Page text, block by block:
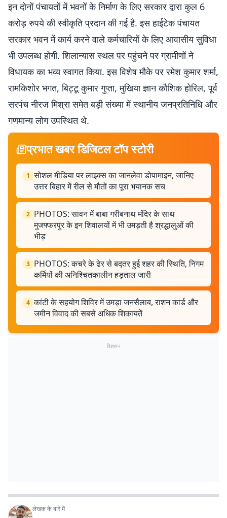
इन दोनों पंचायतों में भवनों के निर्माण के लिए सरकार द्वारा कुल 6
करोड़ रुपये की स्वीकृति प्रदान की गई है. इस हाईटेक पंचायत
सरकार भवन में कार्य करने वाले कर्मचारियों के लिए आवासीय सुविधा
भी उपलब्ध होगी. शिलान्यास स्थल पर पहुंचने पर ग्रामीणों ने
विधायक का भव्य स्वागत किया. इस विशेष मौके पर रमेश कुमार शर्मा,
रामकिशोर भगत, बिट्टू कुमार गुप्ता, मुखिया ज्ञान कौशिक होरिल, पूर्व
सरपंच नीरज मिश्रा समेत बड़ी संख्या में स्थानीय जनप्रतिनिधि और
गणमान्य लोग उपस्थित थे.
प्रभात खबर डिजिटल टॉप स्टोरी
1 सोशल मीडिया पर लाइक्स का जानलेवा डोपामाइन, जानिए
उत्तर बिहार में रील से मौतों का पूरा भयानक सच
2 PHOTOS: सावन में बाबा गरीबनाथ मंदिर के साथ
मुजफ्फरपुर के इन शिवालयों में भी उमड़ती है श्रद्धालुओं की
भीड़
3 PHOTOS: कचरे के ढेर से बद्तर हुई शहर की स्थिति, निगम
कर्मियों की अनिश्चितकालीन हड़ताल जारी
4 कांटी के सहयोग शिविर में उमड़ा जनसैलाब, राशन कार्ड और
जमीन विवाद की सबसे अधिक शिकायतें
विज्ञापन
लेखक के बारे में